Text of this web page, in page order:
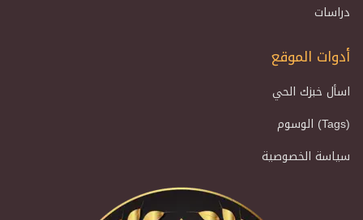
دراسات
أدوات الموقع
اسأل خبزك الحي
الوسوم (Tags)
سياسة الخصوصية